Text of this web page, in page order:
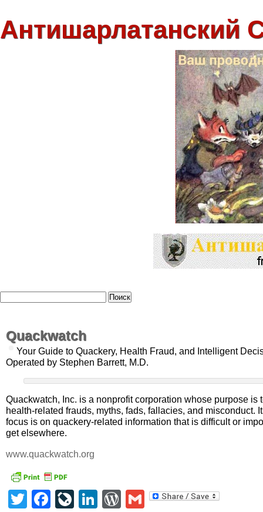
Антишарлатанский
Quackwatch
Your Guide to Quackery, Health Fraud, and Intelligent
Operated by Stephen Barrett, M.D.
Quackwatch, Inc. is a nonprofit corporation whose purpose is
health-related frauds, myths, fads, fallacies, and misconduct.
focus is on quackery-related information that is difficult or
get elsewhere.
www.quackwatch.org
TwitterFacebook
LiveJournal
LinkedIn
WordPress
Gmail